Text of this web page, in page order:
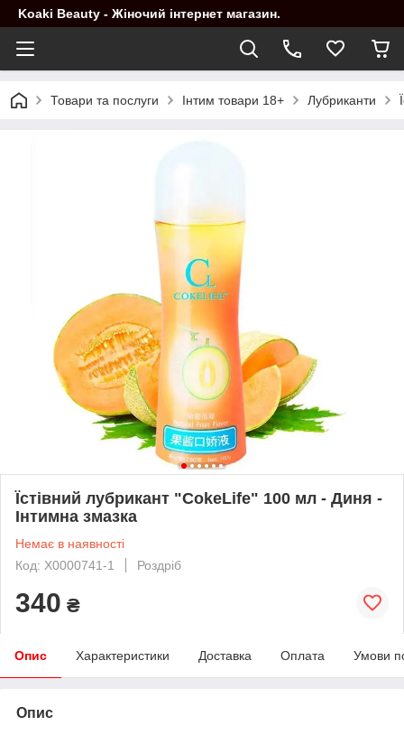
Koaki Beauty - Жіночий інтернет магазин.
Товари та послуги Інтим товари 18+ Лубриканти
Їстівний лубрикант "CokeLife" 100 мл - Диня -
Інтимна змазка
Немає в наявності
Код: X0000741-1
Роздріб
340 ₴
Опис Характеристики Доставка Оплата Умови
Опис